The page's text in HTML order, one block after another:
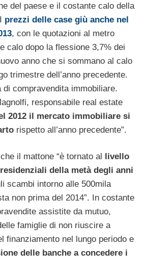
del paese e il costante calo della
prezzi delle case giù anche nel
, con le quotazioni al metro
calo dopo la flessione 3,7% dei
anno che si sommano al calo
trimestre dell’anno precedente.
di compravendita immobiliare.
responsabile real estate
2012 il mercato immobiliare si
rispetto all’anno precedente”.
il mattone “è tornato al
livello
della metà degli anni
scambi intorno alle 500mila
non prima del 2014”. In costante
assistite da mutuo,
famiglie di non riuscire a
finanziamento nel lungo periodo e
delle banche a concedere i